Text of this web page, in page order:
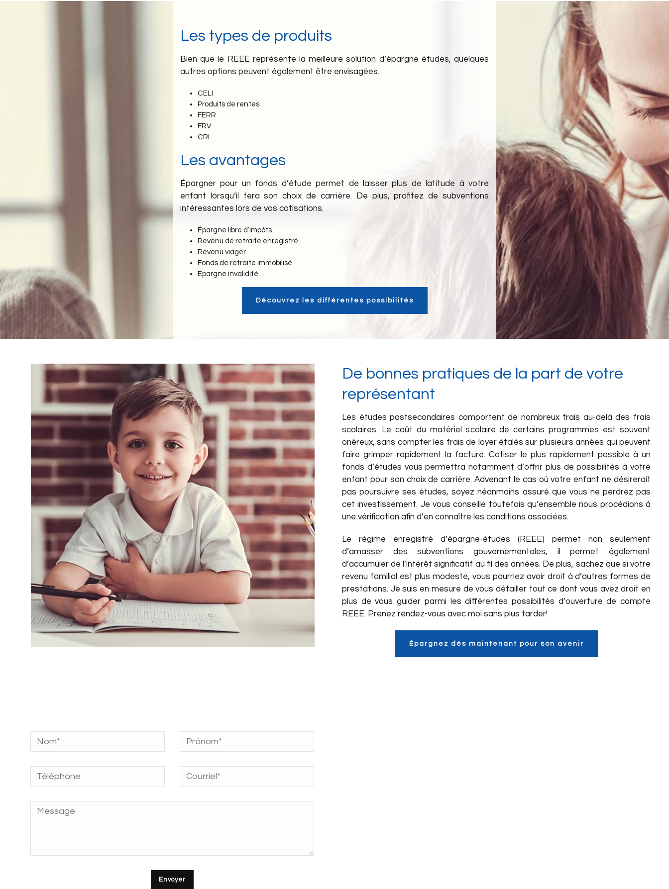
Les types de produits
Bien que le REEE représente la meilleure solution d’épargne études, quelques
autres options peuvent également être envisagées.
CELI
Produits de rentes
FERR
FRV
CRI
Les avantages
Épargner pour un fonds d’étude permet de laisser plus de latitude à votre
enfant lorsqu’il fera son choix de carrière. De plus, profitez de subventions
intéressantes lors de vos cotisations.
Épargne libre d’impôts
Revenu de retraite enregistré
Revenu viager
Fonds de retraite immobilisé
Épargne invalidité
Découvrez les différentes possibilités
De bonnes pratiques de la part de votre
représentant
Les études postsecondaires comportent de nombreux frais au-delà des frais
scolaires. Le coût du matériel scolaire de certains programmes est souvent
onéreux, sans compter les frais de loyer étalés sur plusieurs années qui peuvent
faire grimper rapidement la facture. Cotiser le plus rapidement possible à un
fonds d’études vous permettra notamment d’offrir plus de possibilités à votre
enfant pour son choix de carrière. Advenant le cas où votre enfant ne désirerait
pas poursuivre ses études, soyez néanmoins assuré que vous ne perdrez pas
cet investissement. Je vous conseille toutefois qu’ensemble nous procédions à
une vérification afin d’en connaître les conditions associées.
Le régime enregistré d’épargne-études (REEE) permet non seulement
d’amasser des subventions gouvernementales, il permet également
d’accumuler de l’intérêt significatif au fil des années. De plus, sachez que si votre
revenu familial est plus modeste, vous pourriez avoir droit à d’autres formes de
prestations. Je suis en mesure de vous détailler tout ce dont vous avez droit en
plus de vous guider parmi les différentes possibilités d’ouverture de compte
REEE. Prenez rendez-vous avec moi sans plus tarder!
Épargnez dès maintenant pour son avenir